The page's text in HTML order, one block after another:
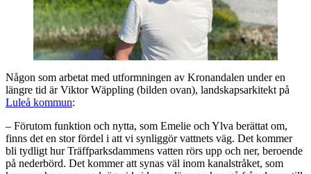
Någon som arbetat med utformningen av Kronandalen under en
längre tid är Viktor Wäppling (bilden ovan), landskapsarkitekt på
Luleå kommun:
– Förutom funktion och nytta, som Emelie och Ylva berättat om,
finns det en stor fördel i att vi synliggör vattnets väg. Det kommer
bli tydligt hur Träffparksdammens vatten rörs upp och ner, beroende
på nederbörd. Det kommer att synas väl inom kanalstråket, som